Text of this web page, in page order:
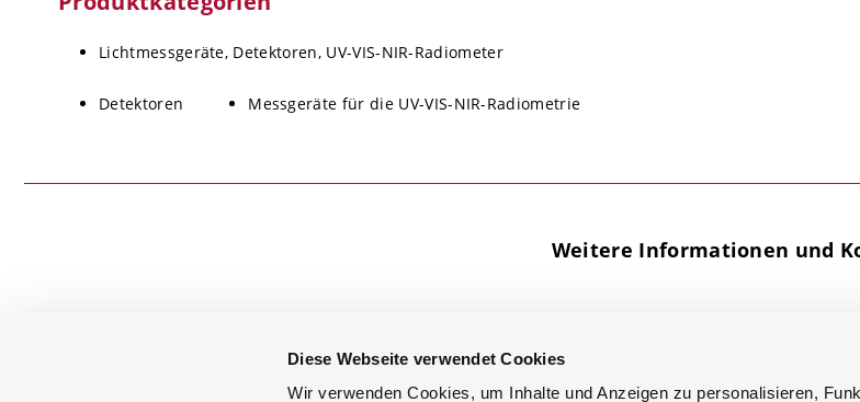
Diese Webseite verwendet Cookies
Wir verwenden Cookies, um Inhalte und Anzeigen zu personalisieren,
Lichtmessgeräte, Detektoren, UV-VIS-NIR-Radiometer
Detektoren Messgeräte für die UV-VIS-NIR-Radiometrie
Weitere Informationen und
+49 (0) 8193 93700-0
info@gigahertz-optik.de
YouTube
LinkedIn